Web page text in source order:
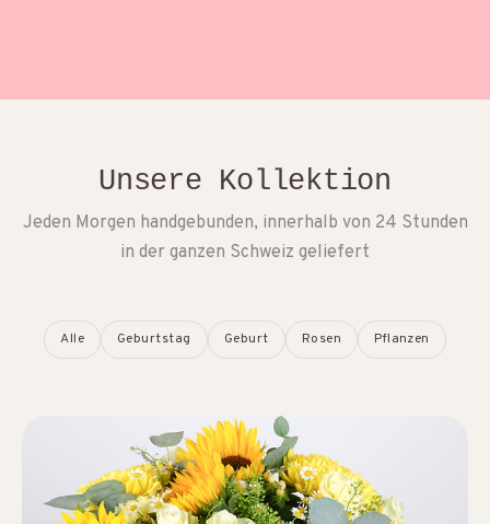
Unsere Kollektion
Jeden Morgen handgebunden, innerhalb von 24 Stunden
in der ganzen Schweiz geliefert
Alle Geburtstag Geburt Rosen Pflanzen